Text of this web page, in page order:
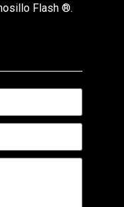
Flash ®.